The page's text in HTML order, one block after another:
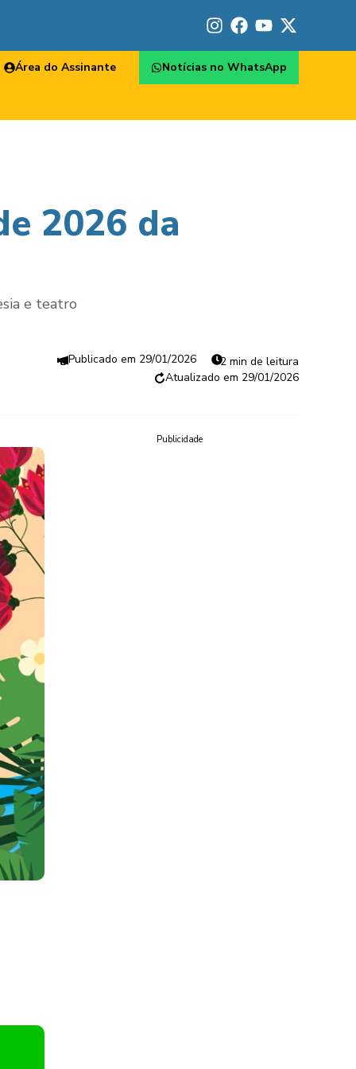
Área do Assinante Notícias no WhatsApp
2026 da
e teatro
29/01/2026
2 min de leitura
29/01/2026
Publicidade